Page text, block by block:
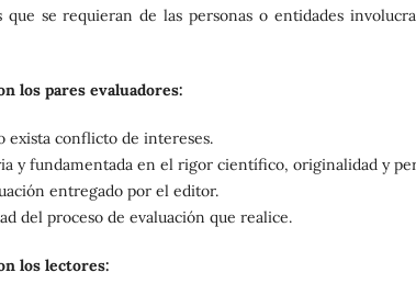
que se requieran de las personas o entidades
los pares evaluadores:
exista conflicto de intereses.
y fundamentada en el rigor científico, originalidad y
entregado por el editor.
del proceso de evaluación que realice.
los lectores: